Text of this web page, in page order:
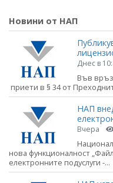
Новини от НАП
Днес в
Във
приети в § 34 от
НАП
Вчера
нова функционалност
електронните подуслуги -...